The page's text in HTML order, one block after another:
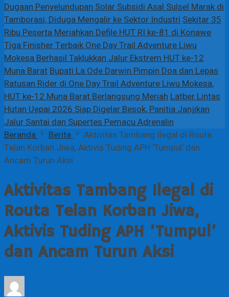
Dugaan Penyelundupan Solar Subsidi Asal Sulsel Marak di
Tamborasi, Diduga Mengalir ke Sektor IndustriSekitar 35
Ribu Peserta Meriahkan Defile HUT RI ke-81 di Konawe
Tiga Finisher Terbaik One Day Trail Adventure Liwu
Mokesa Berhasil Taklukkan Jalur Ekstrem HUT ke-12
Muna BaratBupati La Ode Darwin Pimpin Doa dan Lepas
Ratusan Rider di One Day Trail Adventure Liwu Mokesa,
HUT ke-12 Muna Barat Berlangsung MeriahLatber Lintas
Hutan Uepai 2026 Siap Digelar Besok, Panitia Janjikan
Jalur Santai dan Supertes Pemacu Adrenalin
Beranda
Berita
Aktivitas Tambang Ilegal di Routa
Telan Korban Jiwa, Aktivis Tuding APH 'Tumpul' dan
Ancam Turun Aksi
Aktivitas Tambang Ilegal di
Routa Telan Korban Jiwa,
Aktivis Tuding APH ‘Tumpul’
dan Ancam Turun Aksi